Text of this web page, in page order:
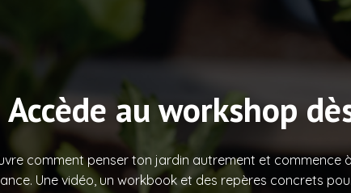
Accède au workshop
comment penser ton jardin autrement et commence
Une vidéo, un workbook et des repères concrets